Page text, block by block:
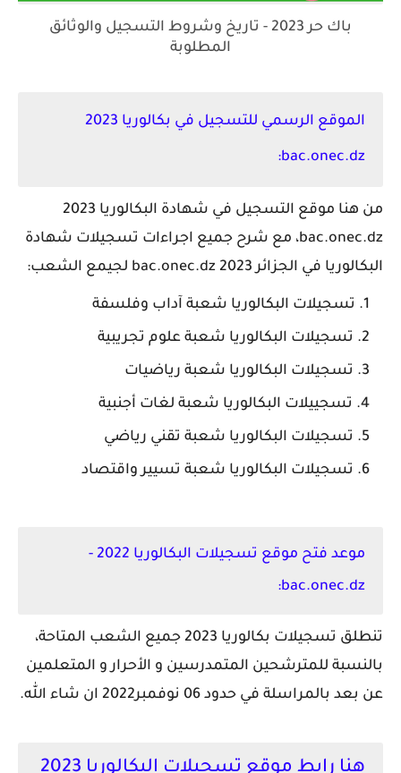
باك حر 2023 - تاريخ وشروط التسجيل والوثائق
المطلوبة
الموقع الرسمي للتسجيل في بكالوريا 2023
bac.onec.dz:
من هنا موقع التسجيل في شهادة البكالوريا 2023
bac.onec.dz، مع شرح جميع اجراءات تسجيلات شهادة
البكالوريا في الجزائر 2023 bac.onec.dz لجيمع الشعب:
تسجيلات البكالوريا شعبة آداب وفلسفة
تسجيلات البكالوريا شعبة علوم تجريبية
تسجيلات البكالوريا شعبة رياضيات
تسجييلات البكالوريا شعبة لغات أجنبية
تسجيلات البكالوريا شعبة تقني رياضي
تسجيلات البكالوريا شعبة تسيير واقتصاد
موعد فتح موقع تسجيلات البكالوريا 2022 -
bac.onec.dz:
تنطلق تسجيلات بكالوريا 2023 جميع الشعب المتاحة،
بالنسبة للمترشحين المتمدرسين و الأحرار و المتعلمين
عن بعد بالمراسلة في حدود 06 نوفمبر2022 ان شاء الله.
هنا رابط موقع تسجيلات البكالوريا 2023